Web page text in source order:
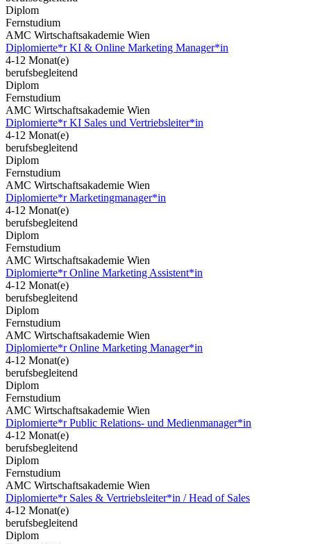
Diplom
Fernstudium
AMC Wirtschaftsakademie Wien
Diplomierte*r KI & Online Marketing Manager*in
4-12 Monat(e)
berufsbegleitend
Diplom
Fernstudium
AMC Wirtschaftsakademie Wien
Diplomierte*r KI Sales und Vertriebsleiter*in
4-12 Monat(e)
berufsbegleitend
Diplom
Fernstudium
AMC Wirtschaftsakademie Wien
Diplomierte*r Marketingmanager*in
4-12 Monat(e)
berufsbegleitend
Diplom
Fernstudium
AMC Wirtschaftsakademie Wien
Diplomierte*r Online Marketing Assistent*in
4-12 Monat(e)
berufsbegleitend
Diplom
Fernstudium
AMC Wirtschaftsakademie Wien
Diplomierte*r Online Marketing Manager*in
4-12 Monat(e)
berufsbegleitend
Diplom
Fernstudium
AMC Wirtschaftsakademie Wien
Diplomierte*r Public Relations- und Medienmanager*in
4-12 Monat(e)
berufsbegleitend
Diplom
Fernstudium
AMC Wirtschaftsakademie Wien
Diplomierte*r Sales & Vertriebsleiter*in / Head of Sales
4-12 Monat(e)
berufsbegleitend
Diplom